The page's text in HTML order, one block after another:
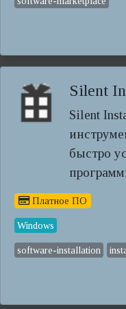
Silent
Silent
быстро
Платное ПО
Windows
software-installation